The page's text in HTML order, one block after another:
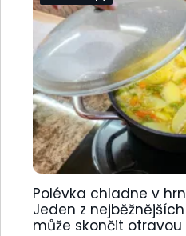
Polévka chladne v
Jeden z
může skončit otravou